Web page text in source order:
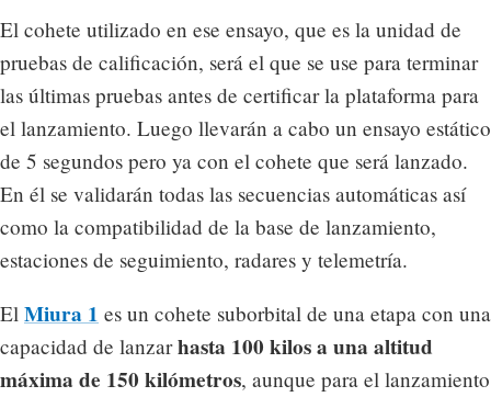
El cohete utilizado en ese ensayo, que es la unidad de
pruebas de calificación, será el que se use para terminar
las últimas pruebas antes de certificar la plataforma para
el lanzamiento. Luego llevarán a cabo un ensayo estático
de 5 segundos pero ya con el cohete que será lanzado.
En él se validarán todas las secuencias automáticas así
como la compatibilidad de la base de lanzamiento,
estaciones de seguimiento, radares y telemetría.
El Miura 1 es un cohete suborbital de una etapa con una
capacidad de lanzarhasta 100 kilos a una altitud
máxima de 150 kilómetros, aunque para el lanzamiento